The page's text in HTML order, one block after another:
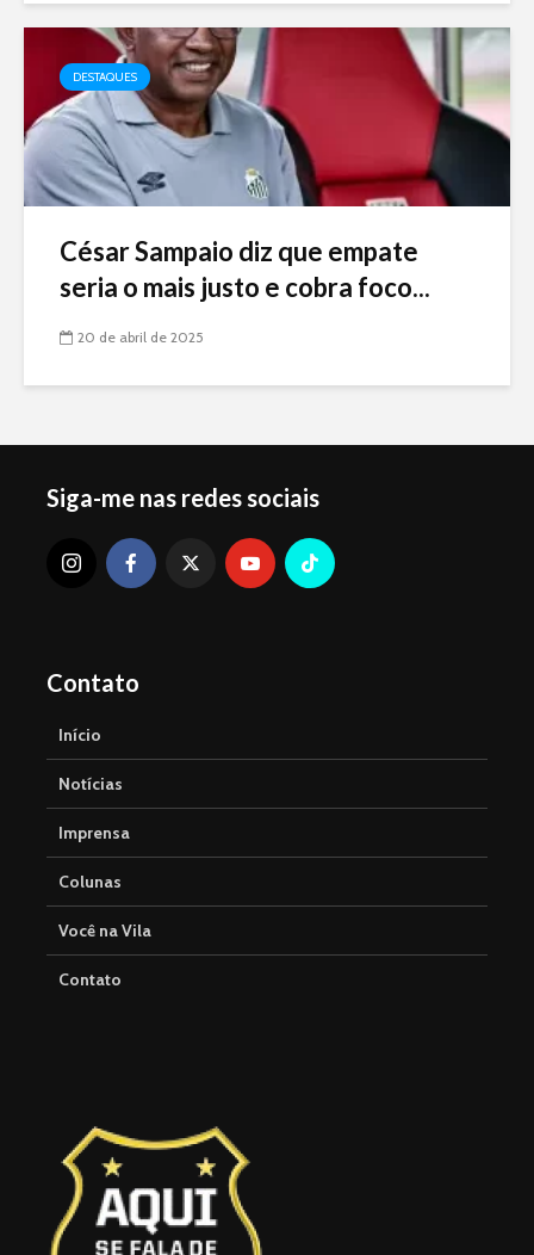
DESTAQUES
César Sampaio diz que empate
seria o mais justo e cobra foco...
20 de abril de 2025
Siga-me nas redes sociais
Contato
Início
Notícias
Imprensa
Colunas
Você na Vila
Contato